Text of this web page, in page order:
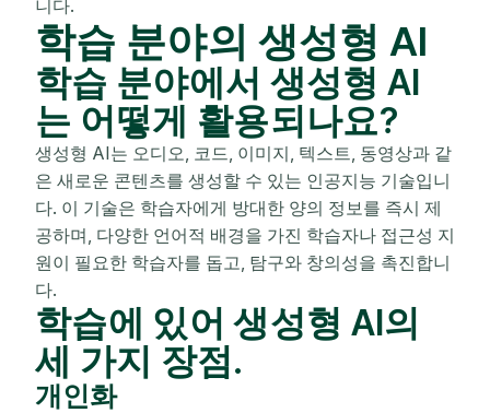
니다.
학습 분야의 생성형 AI
학습 분야에서 생성형 AI
는 어떻게 활용되나요?
생성형 AI는 오디오, 코드, 이미지, 텍스트, 동영상과 같
은 새로운 콘텐츠를 생성할 수 있는 인공지능 기술입니
다. 이 기술은 학습자에게 방대한 양의 정보를 즉시 제
공하며, 다양한 언어적 배경을 가진 학습자나 접근성 지
원이 필요한 학습자를 돕고, 탐구와 창의성을 촉진합니
다.
학습에 있어 생성형 AI의
세 가지 장점.
개인화